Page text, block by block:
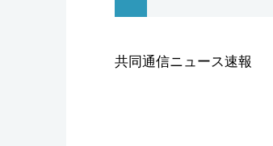
共同通信ニュース速報